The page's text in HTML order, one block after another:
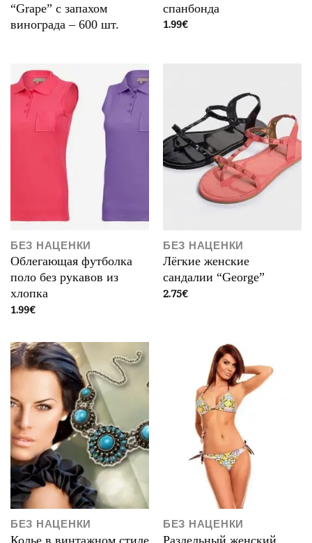
“Grape” с запахом
винограда – 600 шт.
спанбонда
1.99€
БЕЗ НАЦЕНКИ
Облегающая футболка
поло без рукавов из
хлопка
1.99€
БЕЗ НАЦЕНКИ
Лёгкие женские
сандалии “George”
2.75€
БЕЗ НАЦЕНКИ
Колье в винтажном стиле
БЕЗ НАЦЕНКИ
Раздельный женский